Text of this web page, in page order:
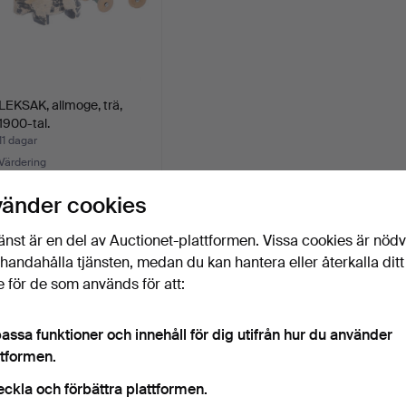
LEKSAK, allmoge, trä,
tal.
dagar
kan också söka ivårt arkiv med avslutade auktioner.
cookies
är en del av Auctionet-plattformen. Vissa cookies är
tjänsten, medan du kan hantera eller återkalla ditt
för de som används för att:
funktioner och innehåll för dig utifrån hur du använder
och förbättra plattformen.